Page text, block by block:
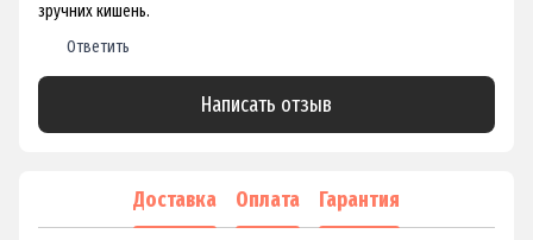
зручних кишень.
Ответить
Написать отзыв
Доставка Оплата Гарантия